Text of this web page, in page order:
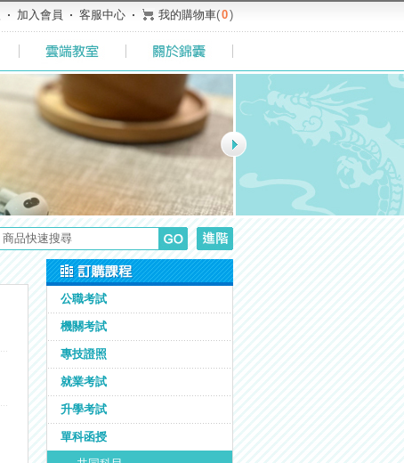
加入會員 客服中心 我的購物車(0)
公職考試
機關考試
專技證照
就業考試
升學考試
單科函授